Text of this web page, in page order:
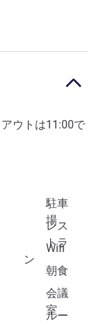
ウトは11:00で
駐車
場
レス
トラ
ン
Wifi
朝食
会議
室
ルー